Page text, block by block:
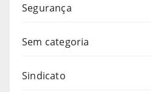
Segurança
Sem categoria
Sindicato